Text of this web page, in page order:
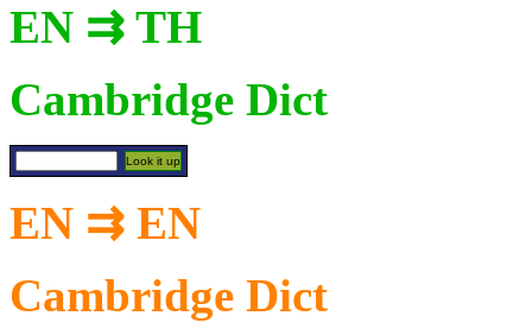
EN ⇉ TH
Cambridge Dict
EN ⇉ EN
Cambridge Dict